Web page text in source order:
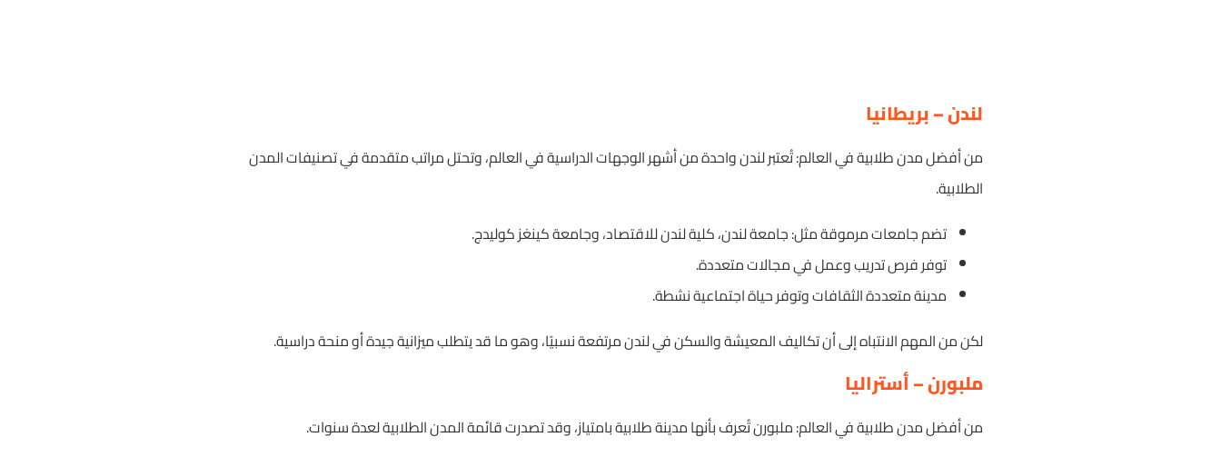
لندن – بريطانيا
من أفضل مدن طلابية في العالم: تُعتبر لندن واحدة من أشهر الوجهات الدراسية في العالم، وتحتل مراتب متقدمة في تصنيفات المدن
الطلابية.
تضم جامعات مرموقة مثل: جامعة لندن، كلية لندن للاقتصاد، وجامعة كينغز كوليدج.
توفر فرص تدريب وعمل في مجالات متعددة.
مدينة متعددة الثقافات وتوفر حياة اجتماعية نشطة.
لكن من المهم الانتباه إلى أن تكاليف المعيشة والسكن في لندن مرتفعة نسبيًا، وهو ما قد يتطلب ميزانية جيدة أو منحة دراسية.
ملبورن – أستراليا
من أفضل مدن طلابية في العالم: ملبورن تُعرف بأنها مدينة طلابية بامتياز، وقد تصدرت قائمة المدن الطلابية لعدة سنوات.